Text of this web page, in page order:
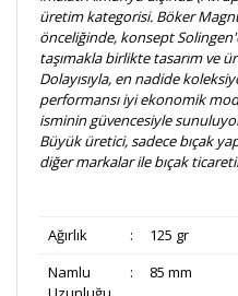
üretim kategorisi. Böker
önceliğinde, konsept
taşımakla birlikte tasarım ve
Dolayısıyla, en nadide
performansı iyi ekonomik
isminin güvencesiyle
Büyük üretici, sadece bıçak
diğer markalar ile bıçak
Ağırlık :
125 gr
Namlu
: 85 mm